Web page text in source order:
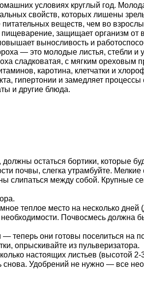
условиях круглый год.
свойств, которых лишены
веществ, чем во
пищеварение, защищает организм от
выносливость и
— это молодые листья, стебли и
сладковатая, с мягким ореховым
каротина, клетчатки и
гипертонии и замедляет
и другие блюда.
остаться бортики, которые
почвы, слегка утрамбуйте. Мелкие
слипаться между собой. Крупные
теплое место на несколько
Почвосмесь должна
теперь они готовы поселиться на
опрыскивайте из пульверизатора.
настоящих листьев (высотой 2-
снова. Удобрений не нужно — все